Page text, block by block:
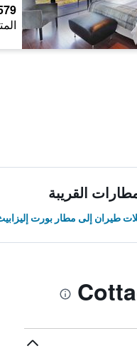
579
القريبة
طيران إلى مطار بورت